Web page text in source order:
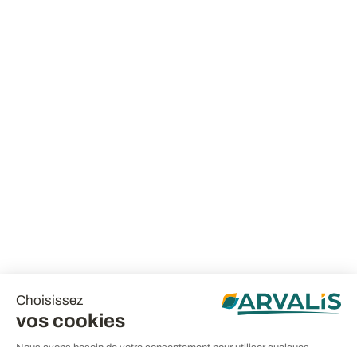
Choisissez
vos cookies